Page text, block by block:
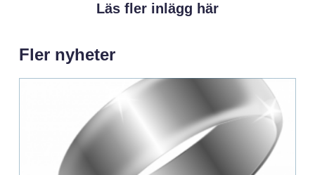
Läs fler inlägg här
Fler nyheter